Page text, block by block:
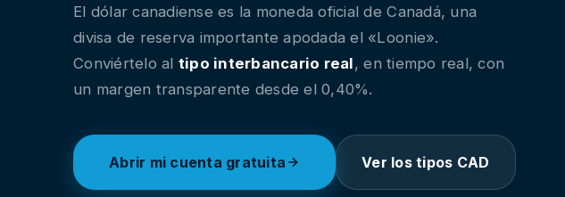
El dólar canadiense es la moneda oficial de Canadá, una
divisa de reserva importante apodada el «Loonie».
Conviértelo al tipo interbancario real, en tiempo real, con
un margen transparente desde el 0,40%.
Abrir mi cuenta gratuita Ver los tipos CAD